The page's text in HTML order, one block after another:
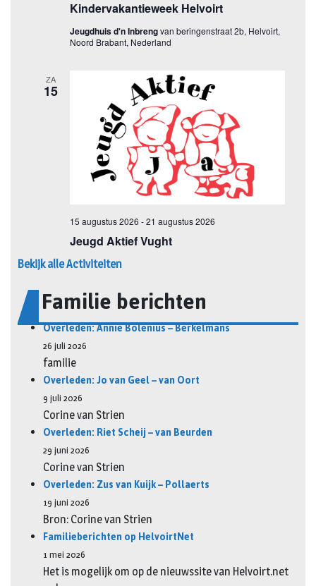
Bekijk alle Activiteiten
Familie berichten
Overleden: Annie Bolenius – Berkelmans
26 juli 2026
familie
Overleden: Jo van Geel – van Oort
9 juli 2026
Corine van Strien
Overleden: Riet Scheij – van Beurden
29 juni 2026
Corine van Strien
Overleden: Zus van Kuijk – Pollaerts
19 juni 2026
Bron: Corine van Strien
Familieberichten op HelvoirtNet
1 mei 2026
Het is mogelijk om op de nieuwssite van Helvoirt.net